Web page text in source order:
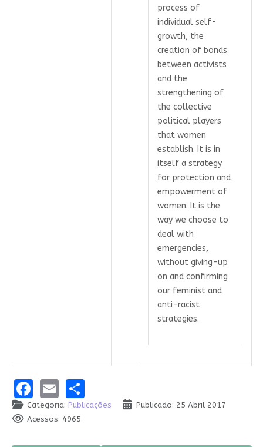
process of
individual self-
growth, the
creation of bonds
between activists
and the
strengthening of
the collective
political players
that women
establish. It is in
itself a strategy
for protection and
empowerment of
women. It is the
way we choose to
deal with
emergencies,
without giving-up
on and confirming
our feminist and
anti-racist
strategies.
Facebook
EmailShare
Categoria: Publicações
Publicado: 25 Abril 2017
Acessos: 4965